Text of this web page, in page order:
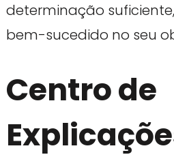
determinação
bem-sucedido no seu
Centro de